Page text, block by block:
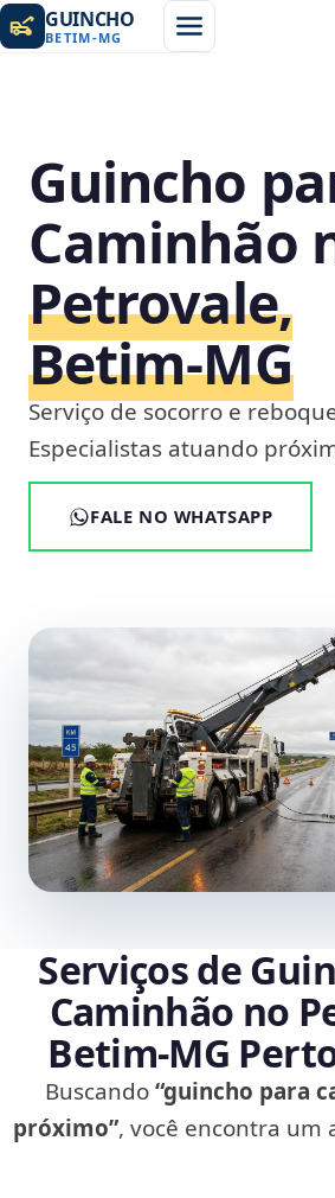
GUINCHO
BETIM-MG
Guincho
Caminhão
Petrovale,
Betim‑MG
Serviço de socorro e
Especialistas atuando
FALE NO WHATSAPP
Serviços de
Caminhão no
Betim‑MG
Buscando“guincho para
próximo”, você encontra um